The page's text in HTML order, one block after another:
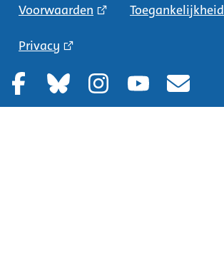
Voorwaarden Toegankelijkheid
Privacy